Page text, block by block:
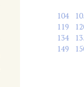
104
119
134
149